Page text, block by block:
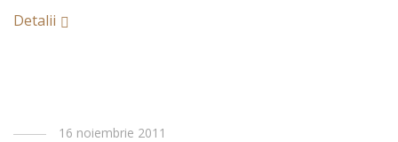
Detalii
16 noiembrie 2011